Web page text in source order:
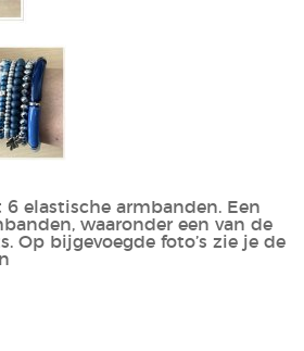
6 elastische armbanden. Een
waaronder een van de
Op bijgevoegde foto’s zie je de